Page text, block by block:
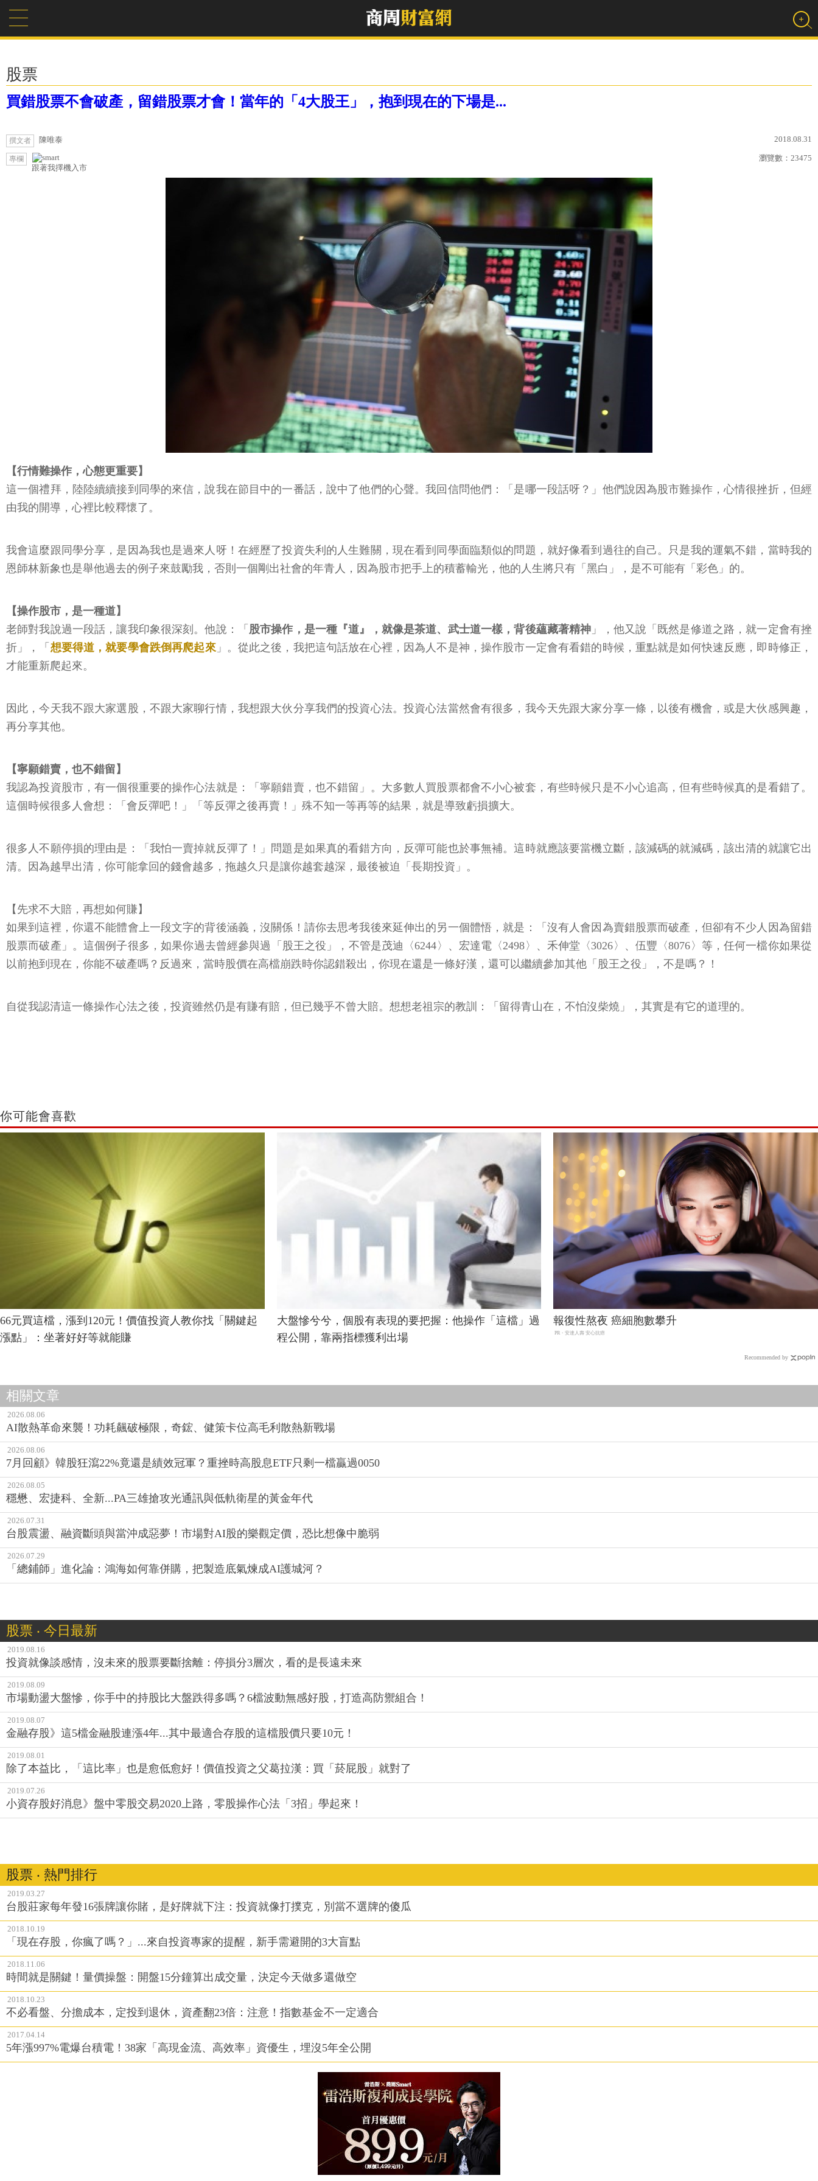
股票
買錯股票不會破產，留錯股票才會！當年的「4大股王」，抱到現在的下場是...
撰文者 陳唯泰 2018.08.31
專欄
跟著我擇機入市
瀏覽數： 23475
【行情難操作，心態更重要】
這一個禮拜，陸陸續續接到同學的來信，說我在節目中的一番話，說中了他們的心聲。我回信問他們：「是哪一段話呀？」他們說因為股市難操作，心情很挫折，但經
由我的開導，心裡比較釋懷了。
我會這麼跟同學分享，是因為我也是過來人呀！在經歷了投資失利的人生難關，現在看到同學面臨類似的問題，就好像看到過往的自己。只是我的運氣不錯，當時我的
恩師林新象也是舉他過去的例子來鼓勵我，否則一個剛出社會的年青人，因為股市把手上的積蓄輸光，他的人生將只有「黑白」，是不可能有「彩色」的。
【操作股市，是一種道】
老師對我說過一段話，讓我印象很深刻。他說：「 股市操作，是一種『道』，就像是茶道、武士道一樣，背後蘊藏著精神 」，他又說「既然是修道之路，就一定會有挫
折」，「 想要得道，就要學會跌倒再爬起來」。從此之後，我把這句話放在心裡，因為人不是神，操作股市一定會有看錯的時候，重點就是如何快速反應，即時修正，
才能重新爬起來。
因此，今天我不跟大家選股，不跟大家聊行情，我想跟大伙分享我們的投資心法。投資心法當然會有很多，我今天先跟大家分享一條，以後有機會，或是大伙感興趣，
再分享其他。
【寧願錯賣，也不錯留】
我認為投資股市，有一個很重要的操作心法就是：「寧願錯賣，也不錯留」。大多數人買股票都會不小心被套，有些時候只是不小心追高，但有些時候真的是看錯了。
這個時候很多人會想：「會反彈吧！」「等反彈之後再賣！」殊不知一等再等的結果，就是導致虧損擴大。
很多人不願停損的理由是：「我怕一賣掉就反彈了！」問題是如果真的看錯方向，反彈可能也於事無補。這時就應該要當機立斷，該減碼的就減碼，該出清的就讓它出
清。因為越早出清，你可能拿回的錢會越多，拖越久只是讓你越套越深，最後被迫「長期投資」。
【先求不大賠，再想如何賺】
如果到這裡，你還不能體會上一段文字的背後涵義，沒關係！請你去思考我後來延伸出的另一個體悟，就是：「沒有人會因為賣錯股票而破產，但卻有不少人因為留錯
股票而破產」。這個例子很多，如果你過去曾經參與過「股王之役」，不管是茂迪〈6244〉、宏達電〈2498〉、禾伸堂〈3026〉、伍豐〈8076〉等，任何一檔你如果從
以前抱到現在，你能不破產嗎？反過來，當時股價在高檔崩跌時你認錯殺出，你現在還是一條好漢，還可以繼續參加其他「股王之役」，不是嗎？！
自從我認清這一條操作心法之後，投資雖然仍是有賺有賠，但已幾乎不曾大賠。想想老祖宗的教訓：「留得青山在，不怕沒柴燒」，其實是有它的道理的。
你可能會喜歡
66元買這檔，漲到120元！價值投資人教你找「關鍵起
漲點」：坐著好好等就能賺
大盤慘兮兮，個股有表現的要把握：他操作「這檔」過
程公開，靠兩指標獲利出場
報復性熬夜 癌細胞數攀升
PR・安達人壽 安心抗癌
Recommended by
相關文章
2026.08.06
AI散熱革命來襲！功耗飆破極限，奇鋐、健策卡位高毛利散熱新戰場
2026.08.06
7月回顧》韓股狂瀉22%竟還是績效冠軍？重挫時高股息ETF只剩一檔贏過0050
2026.08.05
穩懋、宏捷科、全新...PA三雄搶攻光通訊與低軌衛星的黃金年代
2026.07.31
台股震盪、融資斷頭與當沖成惡夢！市場對AI股的樂觀定價，恐比想像中脆弱
2026.07.29
「總鋪師」進化論：鴻海如何靠併購，把製造底氣煉成AI護城河？
股票 ‧ 今日最新
2019.08.16
投資就像談感情，沒未來的股票要斷捨離：停損分3層次，看的是長遠未來
2019.08.09
市場動盪大盤慘，你手中的持股比大盤跌得多嗎？6檔波動無感好股，打造高防禦組合！
2019.08.07
金融存股》這5檔金融股連漲4年...其中最適合存股的這檔股價只要10元！
2019.08.01
除了本益比，「這比率」也是愈低愈好！價值投資之父葛拉漢：買「菸屁股」就對了
2019.07.26
小資存股好消息》盤中零股交易2020上路，零股操作心法「3招」學起來！
股票 ‧ 熱門排行
2019.03.27
台股莊家每年發16張牌讓你賭，是好牌就下注：投資就像打撲克，別當不選牌的傻瓜
2018.10.19
「現在存股，你瘋了嗎？」...來自投資專家的提醒，新手需避開的3大盲點
2018.11.06
時間就是關鍵！量價操盤：開盤15分鐘算出成交量，決定今天做多還做空
2018.10.23
不必看盤、分擔成本，定投到退休，資產翻23倍：注意！指數基金不一定適合
2017.04.14
5年漲997%電爆台積電！38家「高現金流、高效率」資優生，埋沒5年全公開